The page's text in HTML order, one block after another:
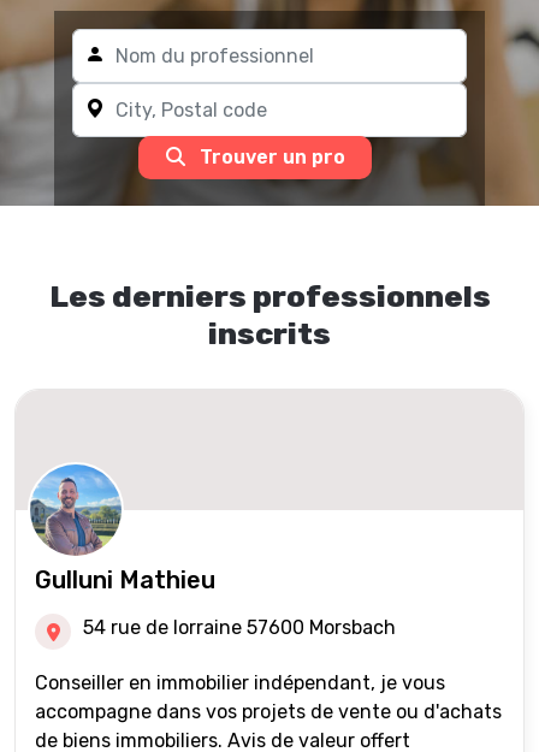
Trouver un pro
Les derniers professionnels
inscrits
Gulluni Mathieu
54 rue de lorraine 57600 Morsbach
Conseiller en immobilier indépendant, je vous
accompagne dans vos projets de vente ou d'achats
de biens immobiliers. Avis de valeur offert